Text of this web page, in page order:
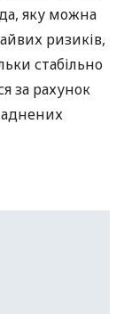
яку можна
ризиків,
стабільно
за рахунок